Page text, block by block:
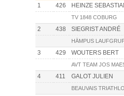
1 426 HEINZE
TV 1848 COBURG
2 438 SIEGRIST ANDRÉ
HÄMPUS
3 429 WOUTERS BERT
AVT TEAM JOS
4 411 GALOT JULIEN
BEAUVAIS